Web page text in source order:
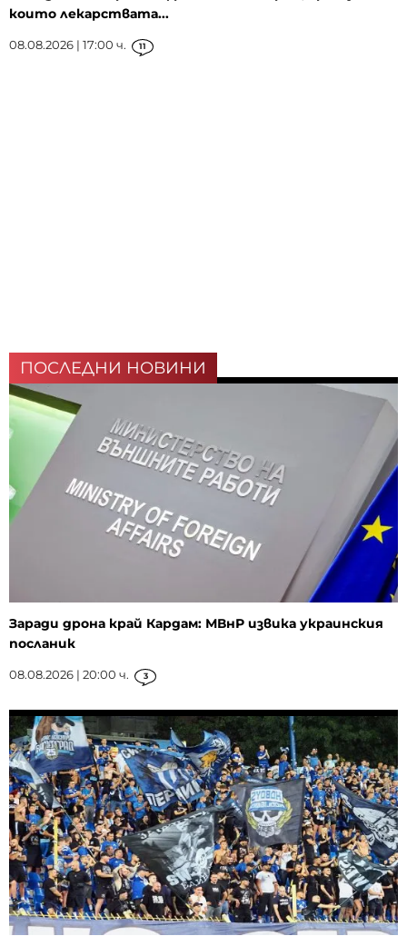
които лекарствата...
08.08.2026 | 17:00 ч. 11
ПОСЛЕДНИ НОВИНИ
Заради дрона край Кардам: МВнР извика украинския
посланик
08.08.2026 | 20:00 ч. 3